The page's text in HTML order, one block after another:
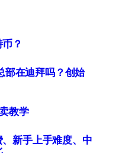
？
部在迪拜吗？创始
教学
新手上手难度、中